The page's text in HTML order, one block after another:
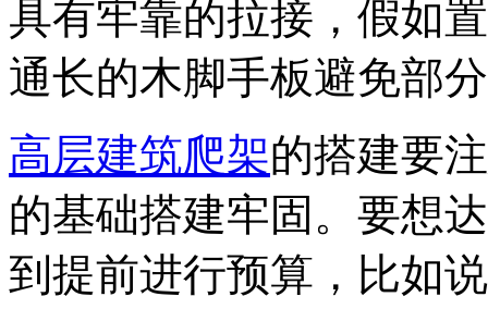
具有牢靠的拉接，假如
通长的木脚手板避免部
高层建筑爬架的搭建要
的基础搭建牢固。要想
到提前进行预算，比如